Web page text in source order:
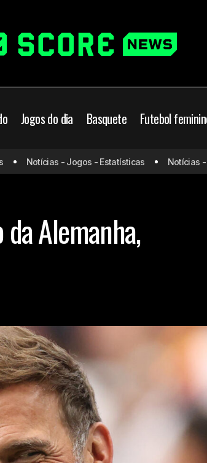
Jogos do dia Basquete Futebol
será o novo técnico da Alemanha, afirma
Notícias - Jogos - Estatísticas Notícias -
Alemanha,